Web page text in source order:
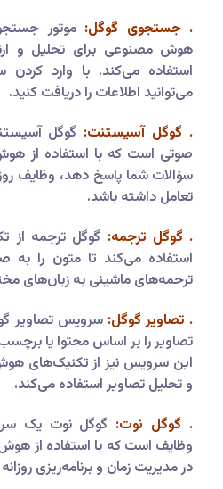
. جستجوی گوگل: موتور
هوش مصنوعی برای تحلیل و
استفاده می‌کند. با وارد
می‌توانید اطلاعات را دریافت کنید.
. گوگل آسیستنت: گوگل
صوتی است که با استفاده از
سؤالات شما پاسخ دهد، وظایف
تعامل داشته باشد.
. گوگل ترجمه: گوگل ترجمه
استفاده می‌کند تا متون را
ترجمه‌های ماشینی به زبان‌های
. تصاویر گوگل: سرویس تصاویر
تصاویر را بر اساس محتوا یا
این سرویس نیز از تکنیک‌های
و تحلیل تصاویر استفاده می‌کند.
. گوگل نوت: گوگل نوت یک
وظایف است که با استفاده از
در مدیریت زمان و برنامه‌ریزی